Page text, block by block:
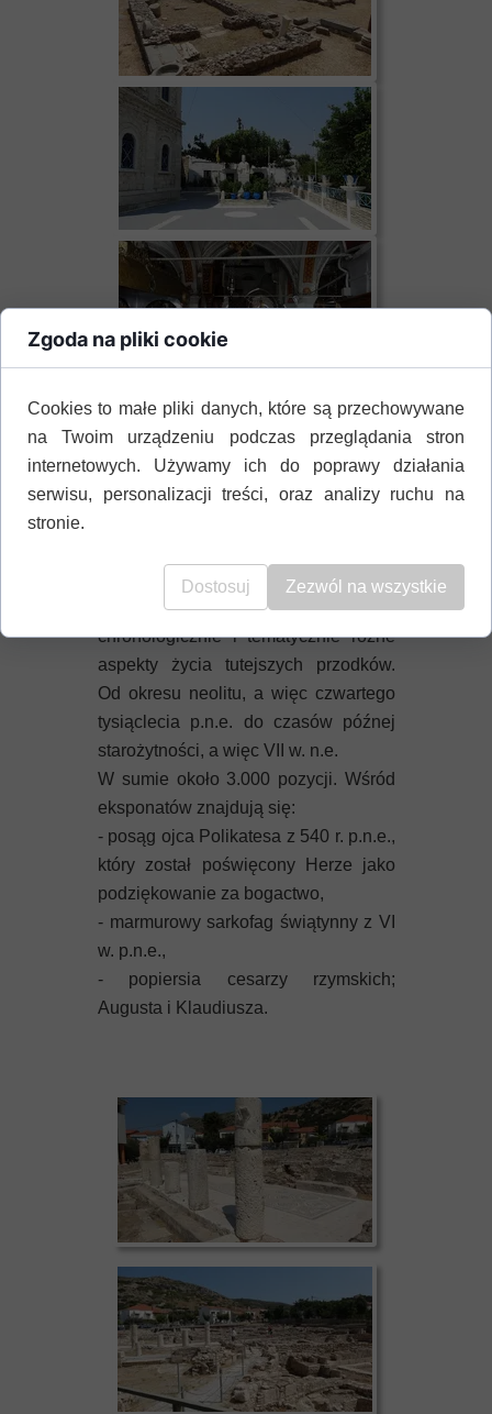
Muzeum Archeologiczne w
siedzibę, w samym centrum miasta.
Wystawa obejmuje, poukładane
chronologicznie i tematycznie różne
aspekty życia tutejszych przodków.
Od okresu neolitu, a więc czwartego
tysiąclecia p.n.e. do czasów późnej
starożytności, a więc VII w. n.e.
W sumie około 3.000 pozycji. Wśród
eksponatów znajdują się:
- posąg ojca Polikatesa z 540 r. p.n.e.,
który został poświęcony Herze jako
podziękowanie za bogactwo,
- marmurowy sarkofag świątynny z VI
w. p.n.e.,
- popiersia cesarzy rzymskich;
Augusta i Klaudiusza.
Zgoda na pliki cookie
Cookies to małe pliki danych, które są przechowywane
na Twoim urządzeniu podczas przeglądania stron
internetowych. Używamy ich do poprawy działania
serwisu, personalizacji treści, oraz analizy ruchu na
stronie.
Dostosuj Zezwól na wszystkie